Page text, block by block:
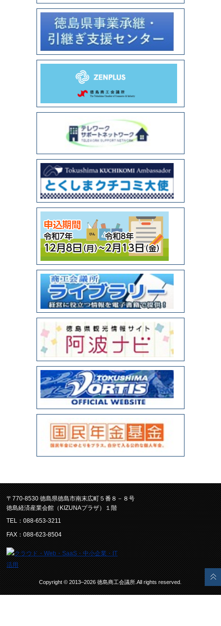
〒770-8530 徳島県徳島市南末広町５番８－８号
徳島経済産業会館（KIZUNAプラザ）１階
TEL：088-653-3211
FAX：088-623-8504
Copyright © 2013–2026 徳島商工会議所.All rights reserved.